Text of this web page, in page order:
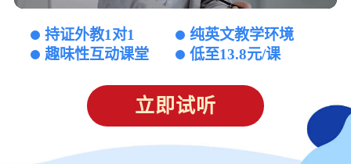
持证外教1对1
纯英文教学环境
趣味性互动课堂
低至13.8元/课
立即试听